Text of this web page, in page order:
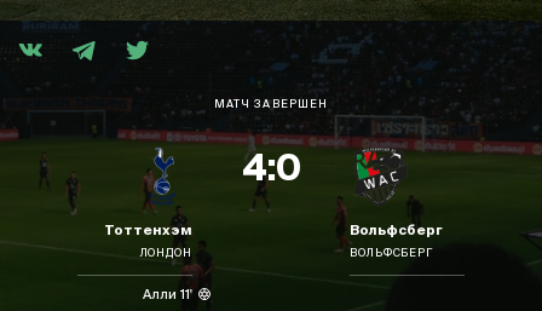
МАТЧ ЗАВЕРШЕН
Тоттенхэм
ЛОНДОН
Алли 11'
4:0
Вольфсберг
ВОЛЬФСБЕРГ